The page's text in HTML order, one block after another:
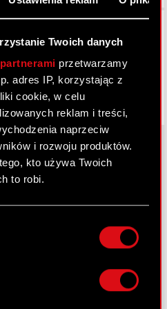
Twoich danych
przetwarzamy
adres IP, korzystając z
cookie, w celu
reklam i treści,
naprzeciw
i rozwoju produktów.
kto używa Twoich
to robi.
z dokładnością nawet
urządzenie, aktywnie
je zbiory
Facebook